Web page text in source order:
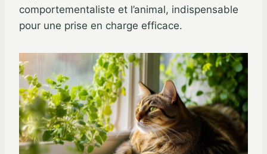
comportementaliste et l’animal, indispensable
pour une prise en charge efficace.